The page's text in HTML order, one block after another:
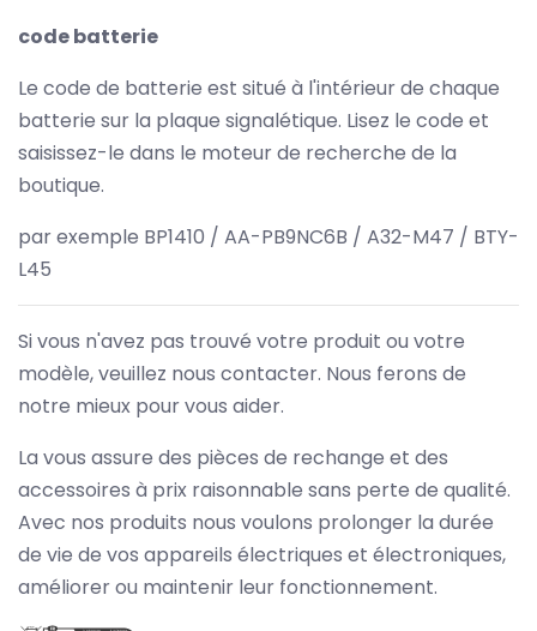
code batterie
Le code de batterie est situé à l'intérieur de chaque
batterie sur la plaque signalétique. Lisez le code et
saisissez-le dans le moteur de recherche de la
boutique.
par exemple BP1410 / AA-PB9NC6B / A32-M47 / BTY-
L45
Si vous n'avez pas trouvé votre produit ou votre
modèle, veuillez nous contacter. Nous ferons de
notre mieux pour vous aider.
La vous assure des pièces de rechange et des
accessoires à prix raisonnable sans perte de qualité.
Avec nos produits nous voulons prolonger la durée
de vie de vos appareils électriques et électroniques,
améliorer ou maintenir leur fonctionnement.